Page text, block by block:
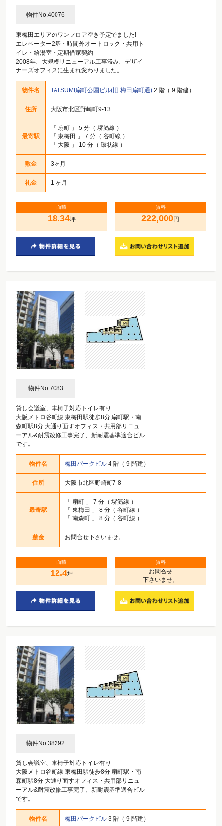
物件No.40076
東梅田エリアのワンフロア空き予定でました!
エレベーター2基・時間外オートロック・共用ト
イレ・給湯室・定期借家契約
2008年、大規模リニューアル工事済み、デザイ
ナーズオフィスに生まれ変わりました。
物件名 TATSUMI扇町公園ビル(旧:梅田扇町通) 2 階（ 9 階建）
住所 大阪市北区野崎町9-13
最寄駅
「 扇町 」 5 分（ 堺筋線 ）
「 東梅田
」 7 分（ 谷町線 ）
「 大阪 」 10 分（ 環状線 ）
敷金 3ヶ月
礼金 1 ヶ月
面積
18.34坪
賃料
222,000円
物件No.7083
貸し会議室、車椅子対応トイレ有り
大阪メトロ谷町線 東梅田駅徒歩8分 扇町駅・南
森町駅8分 大通り面すオフィス・共用部リニュ
ーアル&耐震改修工事完了、新耐震基準適合ビル
です。
物件名 梅田パークビル 4 階（ 9 階建）
住所 大阪市北区野崎町7-8
最寄駅
「 扇町 」 7 分（ 堺筋線 ）
「 東梅田
」 8 分（ 谷町線 ）
「 南森町 」 8 分（ 谷町線 ）
敷金 お問合せ下さいませ。
面積
12.4坪
賃料
お問合せ
下さいませ。
物件No.38292
貸し会議室、車椅子対応トイレ有り
大阪メトロ谷町線 東梅田駅徒歩8分 扇町駅・南
森町駅8分 大通り面すオフィス・共用部リニュ
ーアル&耐震改修工事完了、新耐震基準適合ビル
です。
物件名 梅田パークビル 3 階（ 9 階建）